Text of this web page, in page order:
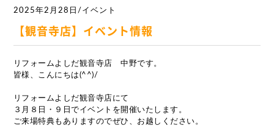
2025年2月28日/イベント
【観音寺店】イベント情報
リフォームよしだ観音寺店 中野です。
皆様、こんにちは(^^)/
リフォームよしだ観音寺店にて
３月８日・９日でイベントを開催いたします。
ご来場特典もありますのでぜひ、お越しください。